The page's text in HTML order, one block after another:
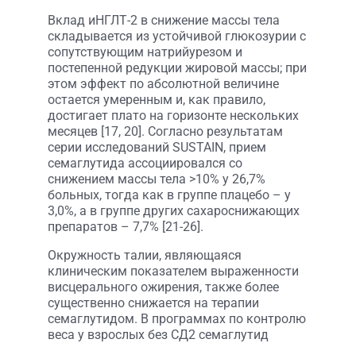
Вклад иНГЛТ-2 в снижение массы тела
складывается из устойчивой глюкозурии с
сопутствующим натрийурезом и
постепенной редукции жировой массы; при
этом эффект по абсолютной величине
остается умеренным и, как правило,
достигает плато на горизонте нескольких
месяцев [17, 20]. Согласно результатам
серии исследований SUSTAIN, прием
семаглутида ассоциировался со
снижением массы тела >10% у 26,7%
больных, тогда как в группе плацебо – у
3,0%, а в группе других сахароснижающих
препаратов – 7,7% [21-26].
Окружность талии, являющаяся
клиническим показателем выраженности
висцерального ожирения, также более
существенно снижается на терапии
семаглутидом. В программах по контролю
веса у взрослых без СД2 семаглутид